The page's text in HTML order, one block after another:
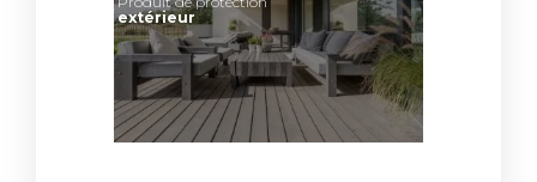
extérieur